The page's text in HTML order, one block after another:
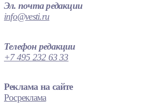
Эл. почта редакции
info@vesti.ru
Телефон редакции
+7 495 232 63 33
Реклама на сайте
Росреклама